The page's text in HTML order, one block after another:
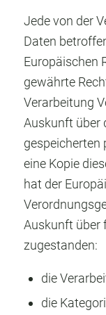
Jede von der
Daten
Europäischen
gewährte
Verarbeitung
Auskunft über
gespeicherten
eine Kopie
hat der
Auskunft über
zugestanden:
die
die